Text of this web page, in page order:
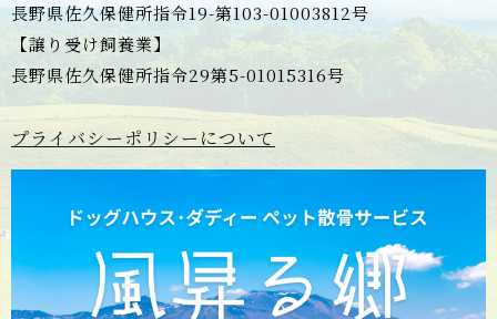
長野県佐久保健所指令19-第103-01003812号
【譲り受け飼養業】
長野県佐久保健所指令29第5-01015316号
プライバシーポリシーについて